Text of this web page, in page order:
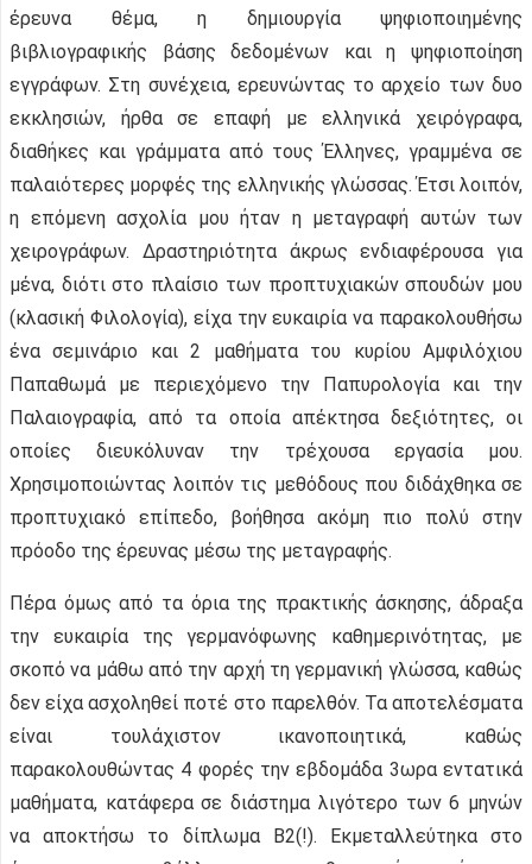
έρευνα θέμα, η δημιουργία ψηφιοποιημένης
βιβλιογραφικής βάσης δεδομένων και η ψηφιοποίηση
εγγράφων. Στη συνέχεια, ερευνώντας το αρχείο των δυο
εκκλησιών, ήρθα σε επαφή με ελληνικά χειρόγραφα,
διαθήκες και γράμματα από τους Έλληνες, γραμμένα σε
παλαιότερες μορφές της ελληνικής γλώσσας. Έτσι λοιπόν,
η επόμενη ασχολία μου ήταν η μεταγραφή αυτών των
χειρογράφων. Δραστηριότητα άκρως ενδιαφέρουσα για
μένα, διότι στο πλαίσιο των προπτυχιακών σπουδών μου
(κλασική Φιλολογία), είχα την ευκαιρία να παρακολουθήσω
ένα σεμινάριο και 2 μαθήματα του κυρίου Αμφιλόχιου
Παπαθωμά με περιεχόμενο την Παπυρολογία και την
Παλαιογραφία, από τα οποία απέκτησα δεξιότητες, οι
οποίες διευκόλυναν την τρέχουσα εργασία μου.
Χρησιμοποιώντας λοιπόν τις μεθόδους που διδάχθηκα σε
προπτυχιακό επίπεδο, βοήθησα ακόμη πιο πολύ στην
πρόοδο της έρευνας μέσω της μεταγραφής.
Πέρα όμως από τα όρια της πρακτικής άσκησης, άδραξα
την ευκαιρία της γερμανόφωνης καθημερινότητας, με
σκοπό να μάθω από την αρχή τη γερμανική γλώσσα, καθώς
δεν είχα ασχοληθεί ποτέ στο παρελθόν. Τα αποτελέσματα
είναι τουλάχιστον ικανοποιητικά, καθώς
παρακολουθώντας 4 φορές την εβδομάδα 3ωρα εντατικά
μαθήματα, κατάφερα σε διάστημα λιγότερο των 6 μηνών
να αποκτήσω το δίπλωμα Β2(!). Εκμεταλλεύτηκα στο